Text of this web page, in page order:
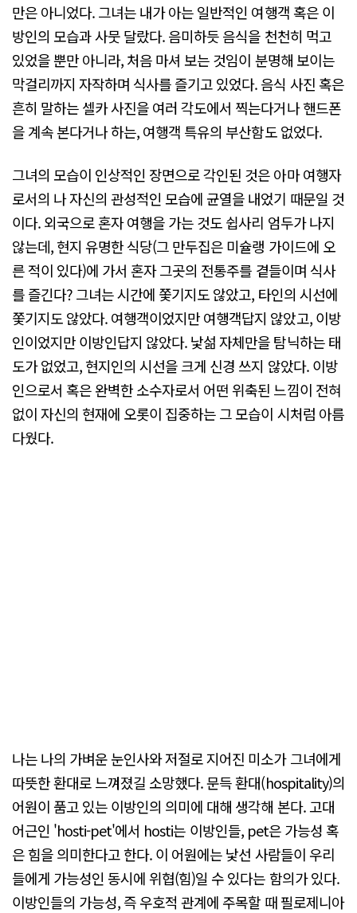
만은 아니었다. 그녀는 내가 아는 일반적인 여행객 혹은 이
방인의 모습과 사뭇 달랐다. 음미하듯 음식을 천천히 먹고
있었을 뿐만 아니라, 처음 마셔 보는 것임이 분명해 보이는
막걸리까지 자작하며 식사를 즐기고 있었다. 음식 사진 혹은
흔히 말하는 셀카 사진을 여러 각도에서 찍는다거나 핸드폰
을 계속 본다거나 하는, 여행객 특유의 부산함도 없었다.
그녀의 모습이 인상적인 장면으로 각인된 것은 아마 여행자
로서의 나 자신의 관성적인 모습에 균열을 내었기 때문일 것
이다. 외국으로 혼자 여행을 가는 것도 쉽사리 엄두가 나지
않는데, 현지 유명한 식당(그 만두집은 미슐랭 가이드에 오
른 적이 있다)에 가서 혼자 그곳의 전통주를 곁들이며 식사
를 즐긴다? 그녀는 시간에 쫓기지도 않았고, 타인의 시선에
쫓기지도 않았다. 여행객이었지만 여행객답지 않았고, 이방
인이었지만 이방인답지 않았다. 낯섦 자체만을 탐닉하는 태
도가 없었고, 현지인의 시선을 크게 신경 쓰지 않았다. 이방
인으로서 혹은 완벽한 소수자로서 어떤 위축된 느낌이 전혀
없이 자신의 현재에 오롯이 집중하는 그 모습이 시처럼 아름
다웠다.
나는 나의 가벼운 눈인사와 저절로 지어진 미소가 그녀에게
따뜻한 환대로 느껴졌길 소망했다. 문득 환대(hospitality)의
어원이 품고 있는 이방인의 의미에 대해 생각해 본다. 고대
어근인 'hosti-pet'에서 hosti는 이방인들, pet은 가능성 혹
은 힘을 의미한다고 한다. 이 어원에는 낯선 사람들이 우리
들에게 가능성인 동시에 위협(힘)일 수 있다는 함의가 있다.
이방인들의 가능성, 즉 우호적 관계에 주목할 때 필로제니아